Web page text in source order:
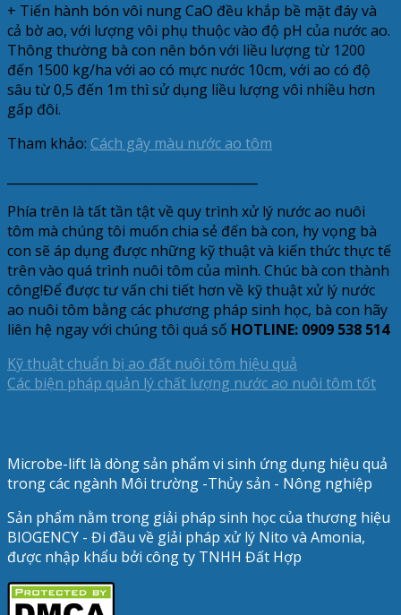
+ Tiến hành bón vôi nung CaO đều khắp bề mặt đáy và
cả bờ ao, với lượng vôi phụ thuộc vào độ pH của nước ao.
Thông thường bà con nên bón với liều lượng từ 1200
đến 1500 kg/ha với ao có mực nước 10cm, với ao có độ
sâu từ 0,5 đến 1m thì sử dụng liều lượng vôi nhiều hơn
gấp đôi.
Tham khảo: Cách gây màu nước ao tôm
Phía trên là tất tần tật về quy trình xử lý nước ao nuôi
tôm mà chúng tôi muốn chia sẻ đến bà con, hy vọng bà
con sẽ áp dụng được những kỹ thuật và kiến thức thực tế
trên vào quá trình nuôi tôm của mình. Chúc bà con thành
công!Để được tư vấn chi tiết hơn về kỹ thuật xử lý nước
ao nuôi tôm bằng các phương pháp sinh học, bà con hãy
liên hệ ngay với chúng tôi quá số HOTLINE: 0909 538 514
Kỹ thuật chuẩn bị ao đất nuôi tôm hiệu quả
Các biện pháp quản lý chất lượng nước ao nuôi tôm tốt
Microbe-lift là dòng sản phẩm vi sinh ứng dụng hiệu quả
trong các ngành Môi trường -Thủy sản - Nông nghiệp
Sản phẩm nằm trong giải pháp sinh học của thương hiệu
BIOGENCY - Đi đầu về giải pháp xử lý Nito và Amonia,
được nhập khẩu bởi công ty TNHH Đất Hợp